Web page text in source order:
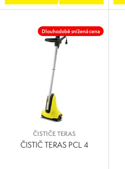
Dlouhodobě snížená cena
ČISTIČE TERAS
ČISTIČ TERAS PCL 4